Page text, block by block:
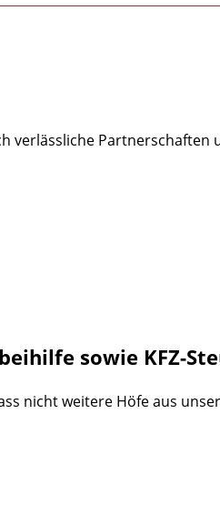
verlässliche Partnerschaften
sowie KFZ-
nicht weitere Höfe aus